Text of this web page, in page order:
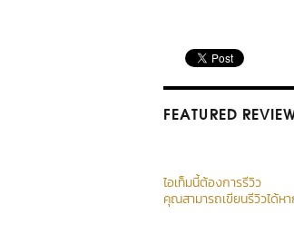
FEATURED
ไอเท็มนี้ต้องการรีวิว
คุณสามารถเขียนรีวิวได้หา